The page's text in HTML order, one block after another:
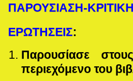
ΠΑΡΟΥΣΙΑΣΗ-ΚΡΙΤΙΚΗ
ΕΡΩΤΗΣΕΙΣ:
Παρουσίασε
περιεχόμενο του